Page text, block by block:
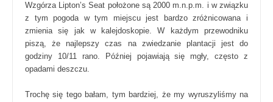
Wzgórza Lipton’s Seat położone są 2000 m.n.p.m. i w związku
z tym pogoda w tym miejscu jest bardzo zróżnicowana i
zmienia się jak w kalejdoskopie. W każdym przewodniku
piszą, że najlepszy czas na zwiedzanie plantacji jest do
godziny 10/11 rano. Później pojawiają się mgły, często z
opadami deszczu.
Trochę się tego bałam, tym bardziej, że my wyruszyliśmy na